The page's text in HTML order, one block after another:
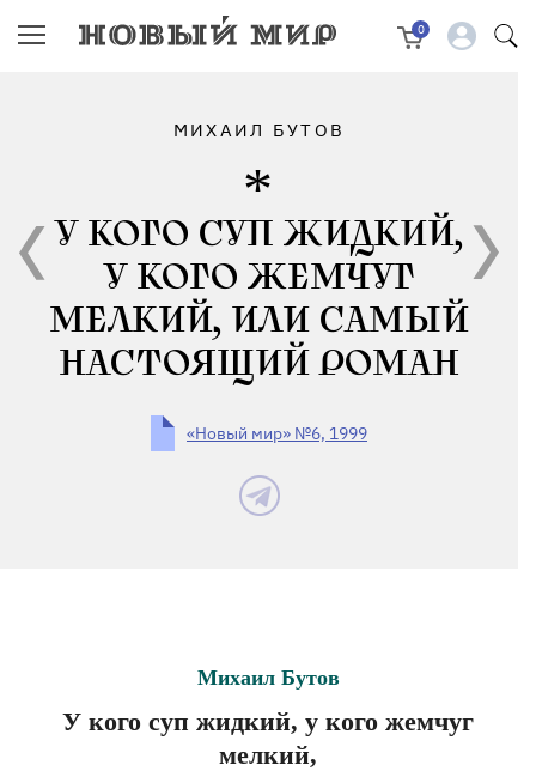
0
МИХАИЛ БУТОВ
У КОГО СУП ЖИДКИЙ,
У КОГО ЖЕМЧУГ
МЕЛКИЙ, ИЛИ САМЫЙ
НАСТОЯЩИЙ РОМАН
«Новый мир» №6, 1999
Михаил Бутов
У кого суп жидкий, у кого жемчуг
мелкий,